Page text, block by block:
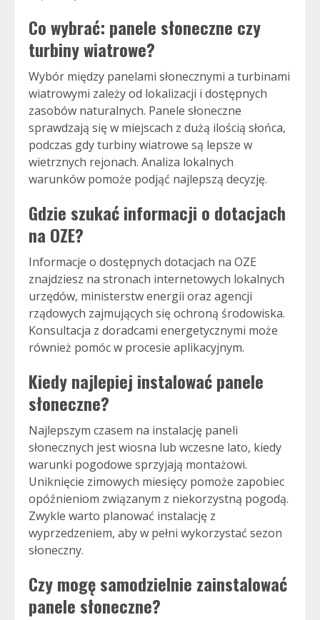
Co wybrać: panele słoneczne czy
turbiny wiatrowe?
Wybór między panelami słonecznymi a turbinami
wiatrowymi zależy od lokalizacji i dostępnych
zasobów naturalnych. Panele słoneczne
sprawdzają się w miejscach z dużą ilością słońca,
podczas gdy turbiny wiatrowe są lepsze w
wietrznych rejonach. Analiza lokalnych
warunków pomoże podjąć najlepszą decyzję.
Gdzie szukać informacji o dotacjach
na OZE?
Informacje o dostępnych dotacjach na OZE
znajdziesz na stronach internetowych lokalnych
urzędów, ministerstw energii oraz agencji
rządowych zajmujących się ochroną środowiska.
Konsultacja z doradcami energetycznymi może
również pomóc w procesie aplikacyjnym.
Kiedy najlepiej instalować panele
słoneczne?
Najlepszym czasem na instalację paneli
słonecznych jest wiosna lub wczesne lato, kiedy
warunki pogodowe sprzyjają montażowi.
Uniknięcie zimowych miesięcy pomoże zapobiec
opóźnieniom związanym z niekorzystną pogodą.
Zwykle warto planować instalację z
wyprzedzeniem, aby w pełni wykorzystać sezon
słoneczny.
Czy mogę samodzielnie zainstalować
panele słoneczne?